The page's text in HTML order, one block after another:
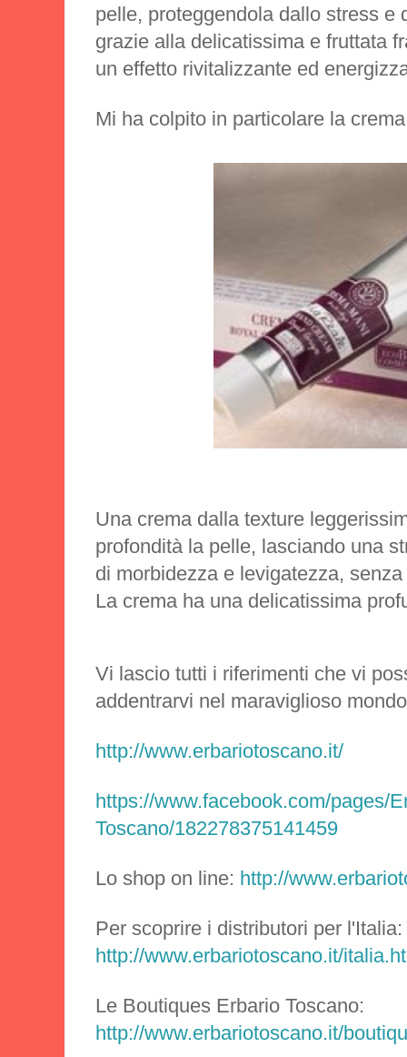
pelle, proteggendola dallo stress e
grazie alla delicatissima e fruttata
un effetto rivitalizzante ed
Mi ha colpito in particolare la
Una crema dalla texture
profondità la pelle, lasciando una
di morbidezza e levigatezza,
La crema ha una delicatissima
Vi lascio tutti i riferimenti che vi
addentrarvi nel maraviglioso
http://www.erbariotoscano.it/
https://www.facebook.com/pages/
Toscano/182278375141459
Lo shop on line: http://
Per scoprire i distributori per l'Italia:
http://www.erbariotoscano.it/
Le Boutiques Erbario Toscano:
http://www.erbariotoscano.it/